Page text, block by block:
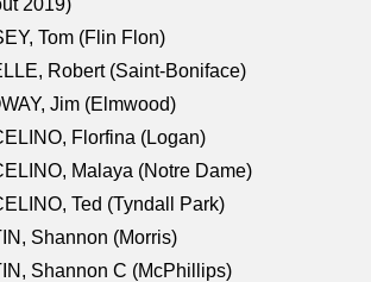
Tom (Flin Flon)
Robert (Saint-Boniface)
Jim (Elmwood)
Florfina (Logan)
Malaya (Notre Dame)
Ted (Tyndall Park)
Shannon (Morris)
Shannon C (McPhillips)